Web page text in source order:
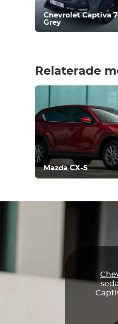
Villkor
Chevrolet Captiva
Grey
Relaterade
Mazda CX-5